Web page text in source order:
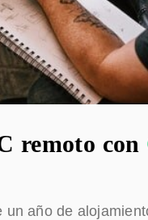
remoto con
un año de